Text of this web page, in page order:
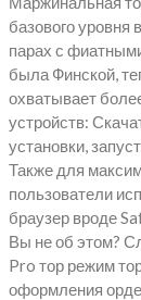
базового уровня
парах с
была Финской,
охватывает
устройств:
установки,
Также для
пользователи
браузер вроде
Вы не об этом?
Pro тор режим
оформления